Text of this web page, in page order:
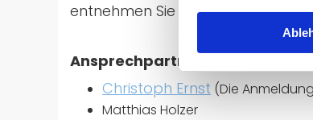
entnehmen Sie bitte diesem
Ansprechpartner:
Christoph Ernst (Die
Matthias Holzer